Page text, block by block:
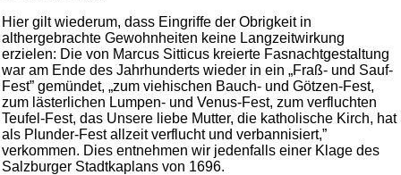
Hier gilt wiederum, dass Eingriffe der Obrigkeit in
althergebrachte Gewohnheiten keine Langzeitwirkung
erzielen: Die von Marcus Sitticus kreierte Fasnachtgestaltung
war am Ende des Jahrhunderts wieder in ein „Fraß- und Sauf-
Fest” gemündet, „zum viehischen Bauch- und Götzen-Fest,
zum lästerlichen Lumpen- und Venus-Fest, zum verfluchten
Teufel-Fest, das Unsere liebe Mutter, die katholische Kirch, hat
als Plunder-Fest allzeit verflucht und verbannisiert,”
verkommen. Dies entnehmen wir jedenfalls einer Klage des
Salzburger Stadtkaplans von 1696.